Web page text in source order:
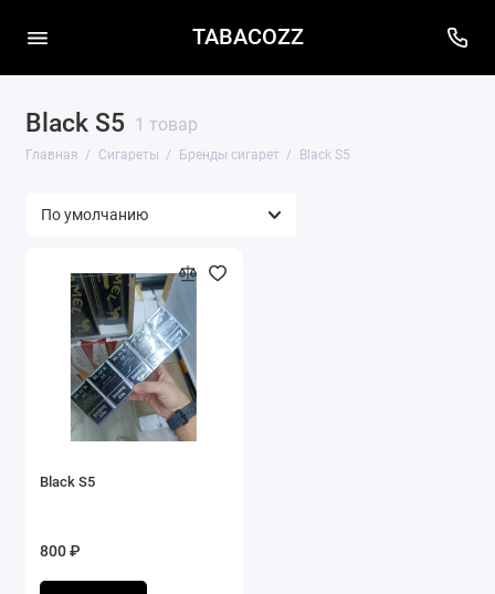
TABACOZZ
Black S5 1 товар
Главная Сигареты Бренды сигарет Black S5
Black S5
800 ₽